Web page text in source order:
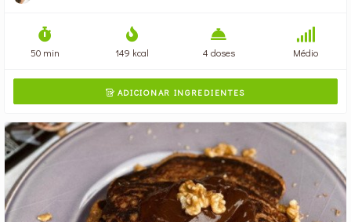
50 min 149 kcal 4 doses Médio
ADICIONAR INGREDIENTES